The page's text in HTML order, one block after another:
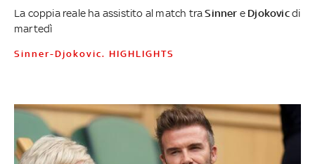
La coppia reale ha assistito al match traSinner e Djokovicdi
martedì
Sinner-Djokovic. HIGHLIGHTS